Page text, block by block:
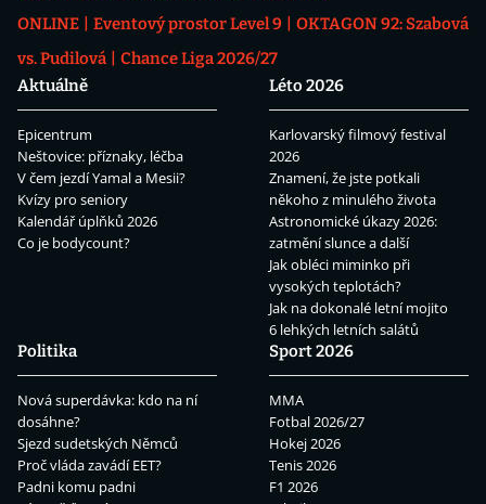
ONLINE
Eventový prostor Level 9
OKTAGON 92: Szabová
vs. Pudilová
Chance Liga 2026/27
Aktuálně
Epicentrum
Neštovice: příznaky, léčba
V čem jezdí Yamal a Mesii?
Kvízy pro seniory
Kalendář úplňků 2026
Co je bodycount?
Léto 2026
Karlovarský filmový festival
2026
Znamení, že jste potkali
někoho z minulého života
Astronomické úkazy 2026:
zatmění slunce a další
Jak obléci miminko při
vysokých teplotách?
Jak na dokonalé letní mojito
6 lehkých letních salátů
Politika
Nová superdávka: kdo na ní
dosáhne?
Sjezd sudetských Němců
Proč vláda zavádí EET?
Padni komu padni
Sport 2026
MMA
Fotbal 2026/27
Hokej 2026
Tenis 2026
F1 2026